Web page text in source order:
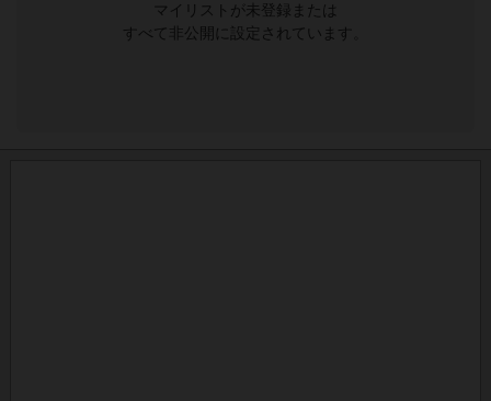
マイリストが未登録または
すべて非公開に設定されています。